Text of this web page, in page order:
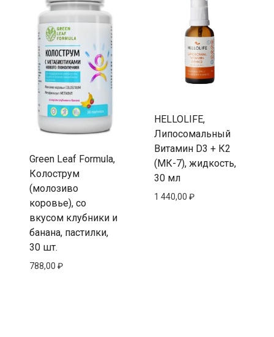
Green Leaf Formula,
Колострум
(молозиво
коровье), со
вкусом клубники и
банана, пастилки,
30 шт.
788,00 ₽
HELLOLIFE,
Липосомальный
Витамин D3 + К2
(МК-7), жидкость,
30 мл
1 440,00 ₽